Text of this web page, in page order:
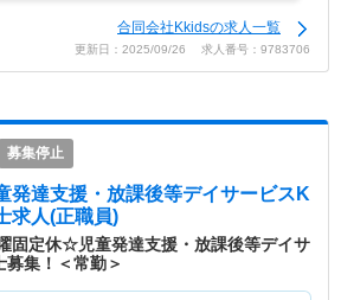
合同会社Kkidsの求人一覧
更新日：2025/09/26 求人番号：9783706
募集停止
発達支援・放課後等デイサービスK
求人(正職員)
固定休☆児童発達支援・放課後等デイサ
募集！＜常勤＞